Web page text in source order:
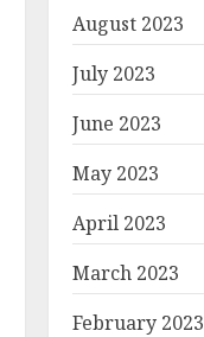
August 2023
July 2023
June 2023
May 2023
April 2023
March 2023
February 2023